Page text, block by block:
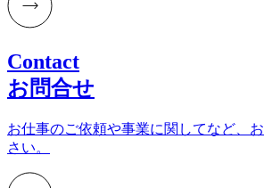
Contact
お問合せ
お仕事のご依頼や事業に関してなど、
さい。